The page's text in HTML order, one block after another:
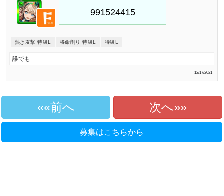
熱き友撃 特級L 将命削り 特級L 特級L
誰でも
12/17/2021
«前へ 次へ»
募集はこちらから